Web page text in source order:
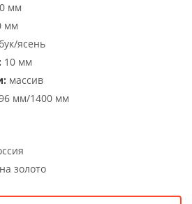
мм
мм
ясень
10 мм
массив
мм/1400 мм
золото